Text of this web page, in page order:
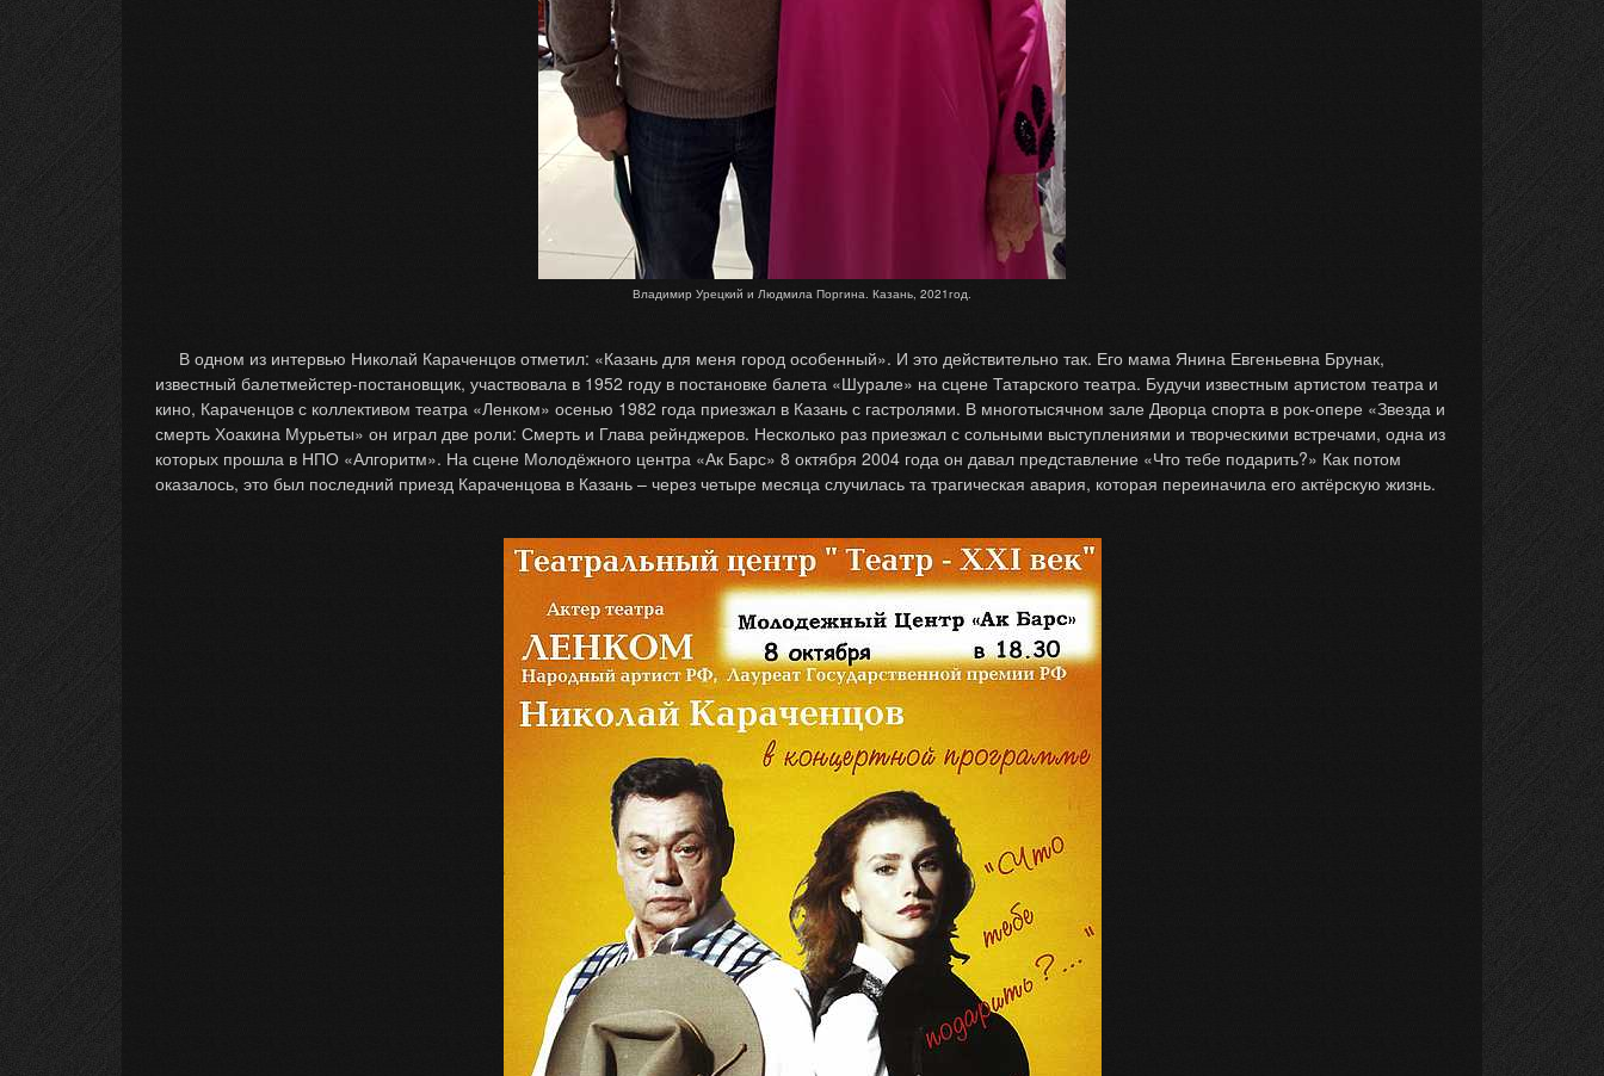
Владимир Урецкий и Людмила Поргина. Казань, 2021год.
В одном из интервью Николай Караченцов отметил: «Казань для меня город особенный». И это действительно так. Его мама Янина Евгеньевна Брунак,
известный балетмейстер-постановщик, участвовала в 1952 году в постановке балета «Шурале» на сцене Татарского театра. Будучи известным артистом театра и
кино, Караченцов с коллективом театра «Ленком» осенью 1982 года приезжал в Казань с гастролями. В многотысячном зале Дворца спорта в рок-опере «Звезда и
смерть Хоакина Мурьеты» он играл две роли: Смерть и Глава рейнджеров. Несколько раз приезжал с сольными выступлениями и творческими встречами, одна из
которых прошла в НПО «Алгоритм». На сцене Молодёжного центра «Ак Барс» 8 октября 2004 года он давал представление «Что тебе подарить?» Как потом
оказалось, это был последний приезд Караченцова в Казань – через четыре месяца случилась та трагическая авария, которая переиначила его актёрскую жизнь.